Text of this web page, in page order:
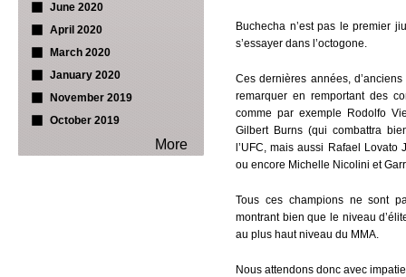
June 2020
April 2020
March 2020
January 2020
November 2019
October 2019
More
Buchecha n’est pas le premier
s’essayer dans l’octogone.
Ces dernières années,
remarquer en remportant des
comme par exemple Rodolfo
Gilbert Burns (qui combattra
l’UFC, mais aussi Rafael
ou encore Michelle Nicolini et
Tous ces champions ne sont
montrant bien que le niveau
au plus haut niveau du MMA.
Nous attendons donc avec